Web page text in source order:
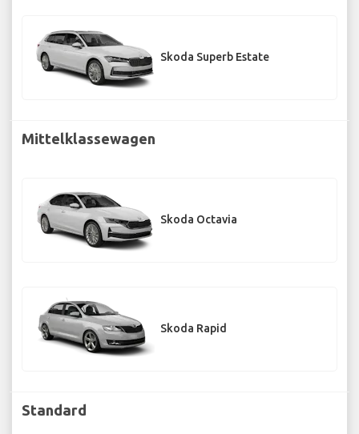
Skoda Superb Estate
Mittelklassewagen
Skoda Octavia
Skoda Rapid
Standard